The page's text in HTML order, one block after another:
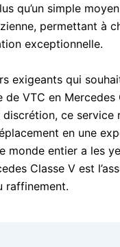
qu’un simple
permettant à
exceptionnelle.
exigeants qui
de VTC en
ce service
en une
monde entier a les
Classe V est
raffinement.